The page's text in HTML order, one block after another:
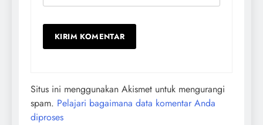
Situs ini menggunakan Akismet untuk mengurangi
spam. Pelajari bagaimana data komentar Anda
diproses